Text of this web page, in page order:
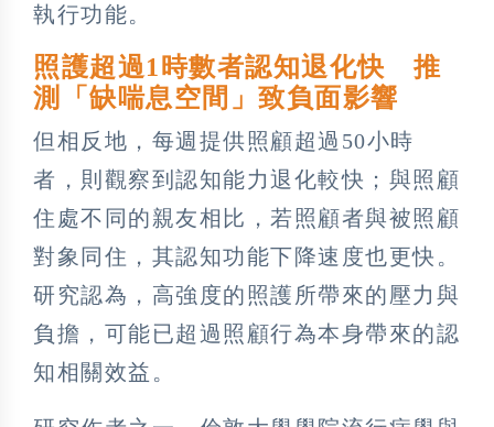
執行功能。
照護超過1時數者認知退化快 推
測「缺喘息空間」致負面影響
但相反地，每週提供照顧超過50小時
者，則觀察到認知能力退化較快；與照顧
住處不同的親友相比，若照顧者與被照顧
對象同住，其認知功能下降速度也更快。
研究認為，高強度的照護所帶來的壓力與
負擔，可能已超過照顧行為本身帶來的認
知相關效益。